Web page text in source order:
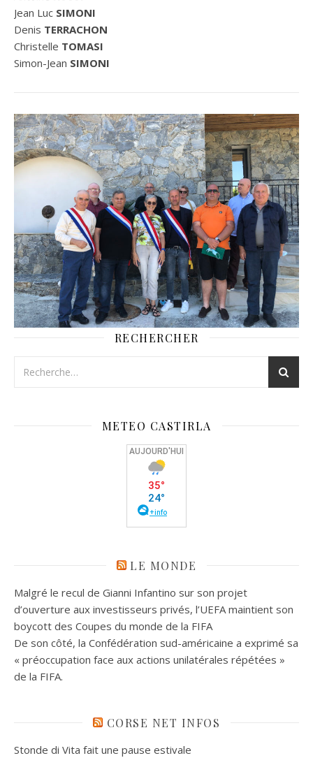
Jean Luc SIMONI
Denis TERRACHON
Christelle TOMASI
Simon-Jean SIMONI
RECHERCHER
METEO CASTIRLA
LE MONDE
Malgré le recul de Gianni Infantino sur son projet
d’ouverture aux investisseurs privés, l’UEFA maintient son
boycott des Coupes du monde de la FIFA
De son côté, la Confédération sud-américaine a exprimé sa
« préoccupation face aux actions unilatérales répétées »
de la FIFA.
CORSE NET INFOS
Stonde di Vita fait une pause estivale